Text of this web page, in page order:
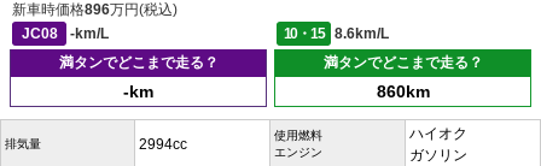
新車時価格896万円(税込)
JC08
-km/L 10・15
8.6km/L
満タンでどこまで走る？
-km
満タンでどこまで走る？
860km
排気量 2994cc
使用燃料
エンジン
ハイオク
ガソリン